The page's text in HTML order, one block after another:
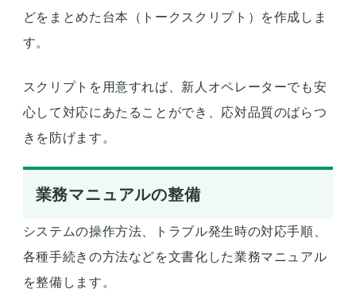
どをまとめた台本（トークスクリプト）を作成しま
す。
スクリプトを用意すれば、新人オペレーターでも安
心して対応にあたることができ、応対品質のばらつ
きを防げます。
業務マニュアルの整備
システムの操作方法、トラブル発生時の対応手順、
各種手続きの方法などを文書化した業務マニュアル
を整備します。